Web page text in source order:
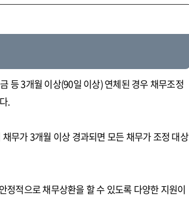
등 3개월 이상(90일 이상) 연체된 경우 채무조정
.
무가 3개월 이상 경과되면 모든 채무가 조정 대상
정적으로 채무상환을 할 수 있도록 다양한 지원이